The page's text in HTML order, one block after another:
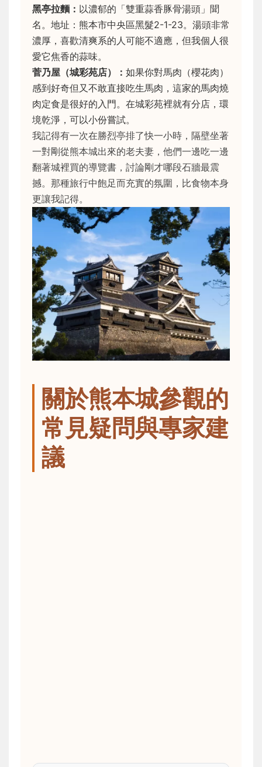
黑亭拉麵： 以濃郁的「雙重蒜香豚骨湯頭」聞
名。地址：熊本市中央區黑髮2-1-23。湯頭非常
濃厚，喜歡清爽系的人可能不適應，但我個人很
愛它焦香的蒜味。
菅乃屋（城彩苑店）： 如果你對馬肉（櫻花肉）
感到好奇但又不敢直接吃生馬肉，這家的馬肉燒
肉定食是很好的入門。在城彩苑裡就有分店，環
境乾淨，可以小份嘗試。
我記得有一次在勝烈亭排了快一小時，隔壁坐著
一對剛從熊本城出來的老夫妻，他們一邊吃一邊
翻著城裡買的導覽書，討論剛才哪段石牆最震
撼。那種旅行中飽足而充實的氛圍，比食物本身
更讓我記得。
關於熊本城參觀的
常見疑問與專家建
議